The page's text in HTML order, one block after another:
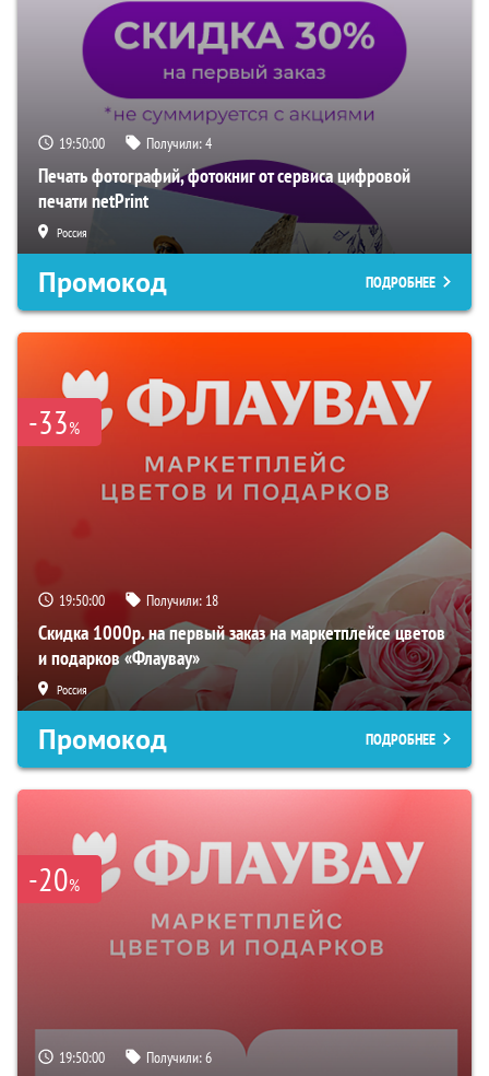
19:49:59 Получили:4
Печать фотографий, фотокниг от сервиса цифровой
печати netPrint
Россия
Промокод ПОДРОБНЕЕ
-33%
19:49:59 Получили: 18
Скидка 1000р. на первый заказ на маркетплейсе цветов
и подарков «Флаувау»
Россия
Промокод ПОДРОБНЕЕ
-20%
19:49:59 Получили:6